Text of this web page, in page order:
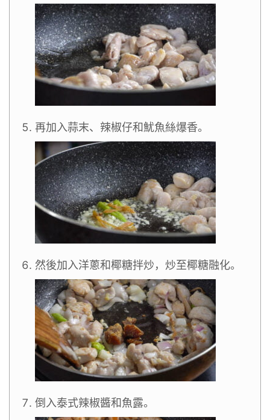
再加入蒜末、辣椒仔和魷魚絲爆香。
然後加入洋蔥和椰糖拌炒，炒至椰糖融化。
倒入泰式辣椒醬和魚露。